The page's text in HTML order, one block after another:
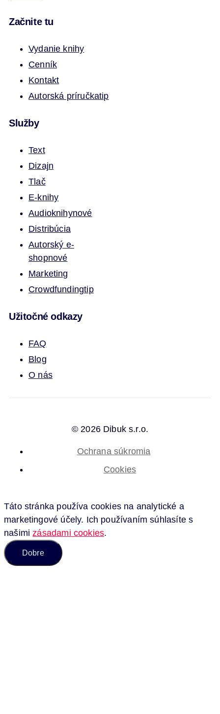
Začnite tu
Vydanie knihy
Cenník
Kontakt
Autorská príručkatip
Služby
Text
Dizajn
Tlač
E-knihy
Audioknihynové
Distribúcia
Autorský e-
shopnové
Marketing
Crowdfundingtip
Užitočné odkazy
FAQ
Blog
O nás
© 2026 Dibuk s.r.o.
Ochrana súkromia
Cookies
Táto stránka používa cookies na analytické a
marketingové účely. Ich používaním súhlasíte s
našimizásadami cookies.
Dobre